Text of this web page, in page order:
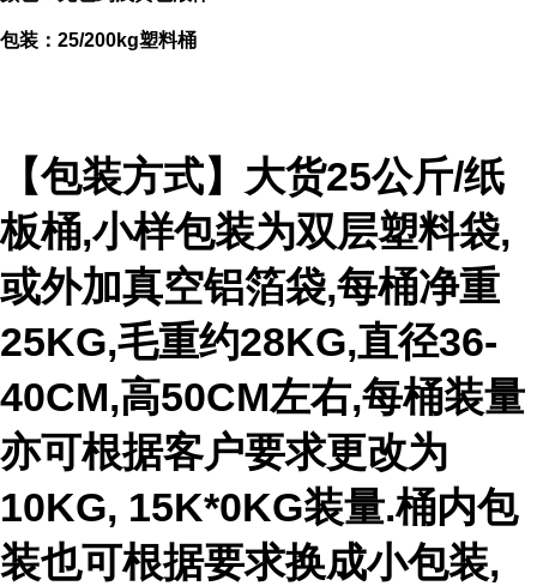
包装：25/200kg塑料桶
【包装方式】大货25公斤/纸
板桶,小样包装为双层塑料袋,
或外加真空铝箔袋,每桶净重
25KG,毛重约28KG,直径36-
40CM,高50CM左右,每桶装量
亦可根据客户要求更改为
10KG, 15K*0KG装量.桶内包
装也可根据要求换成小包装,